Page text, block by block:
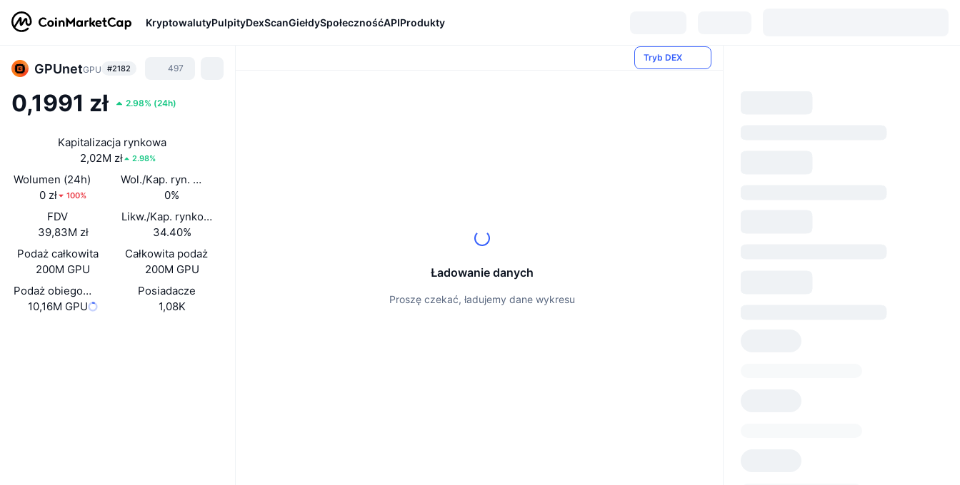
KryptowalutyPulpityDexScanGiełdySpołecznośćAPIProdukty
GPUnetGPU #2182 497
0,1991 zł 2.98% (24h)
Kapitalizacja rynkowa
2,02M zł
2.98%
Wolumen (24h)
0 zł
100%
Wol./Kap. ryn. (24 h)
0%
FDV
39,83M zł
Likw./Kap. rynkowa
34.40%
Podaż całkowita
200M GPU
Całkowita podaż
200M GPU
Podaż obiegowa
10,16M GPU
Posiadacze
1,08K
Tryb DEX
Ładowanie danych
Proszę czekać, ładujemy dane wykresu